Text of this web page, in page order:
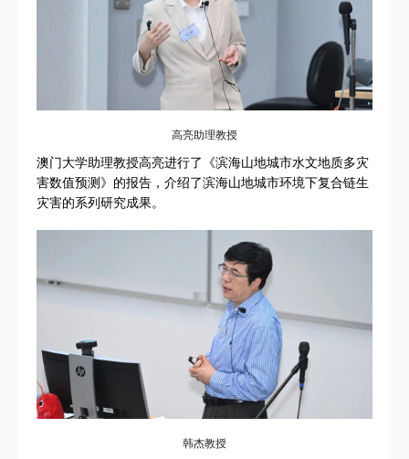
高亮助理教授
澳门大学助理教授高亮进行了《滨海山地城市水文地质多灾
害数值预测》的报告，介绍了滨海山地城市环境下复合链生
灾害的系列研究成果。
韩杰教授